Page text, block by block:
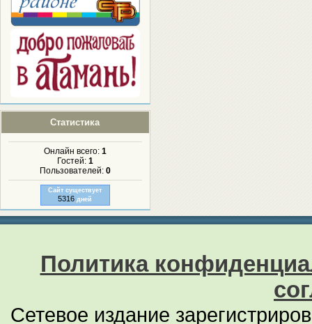
Статистика
Онлайн всего: 1
Гостей: 1
Пользователей: 0
Сайт существует
5316 дней
Политика
Сетевое издание